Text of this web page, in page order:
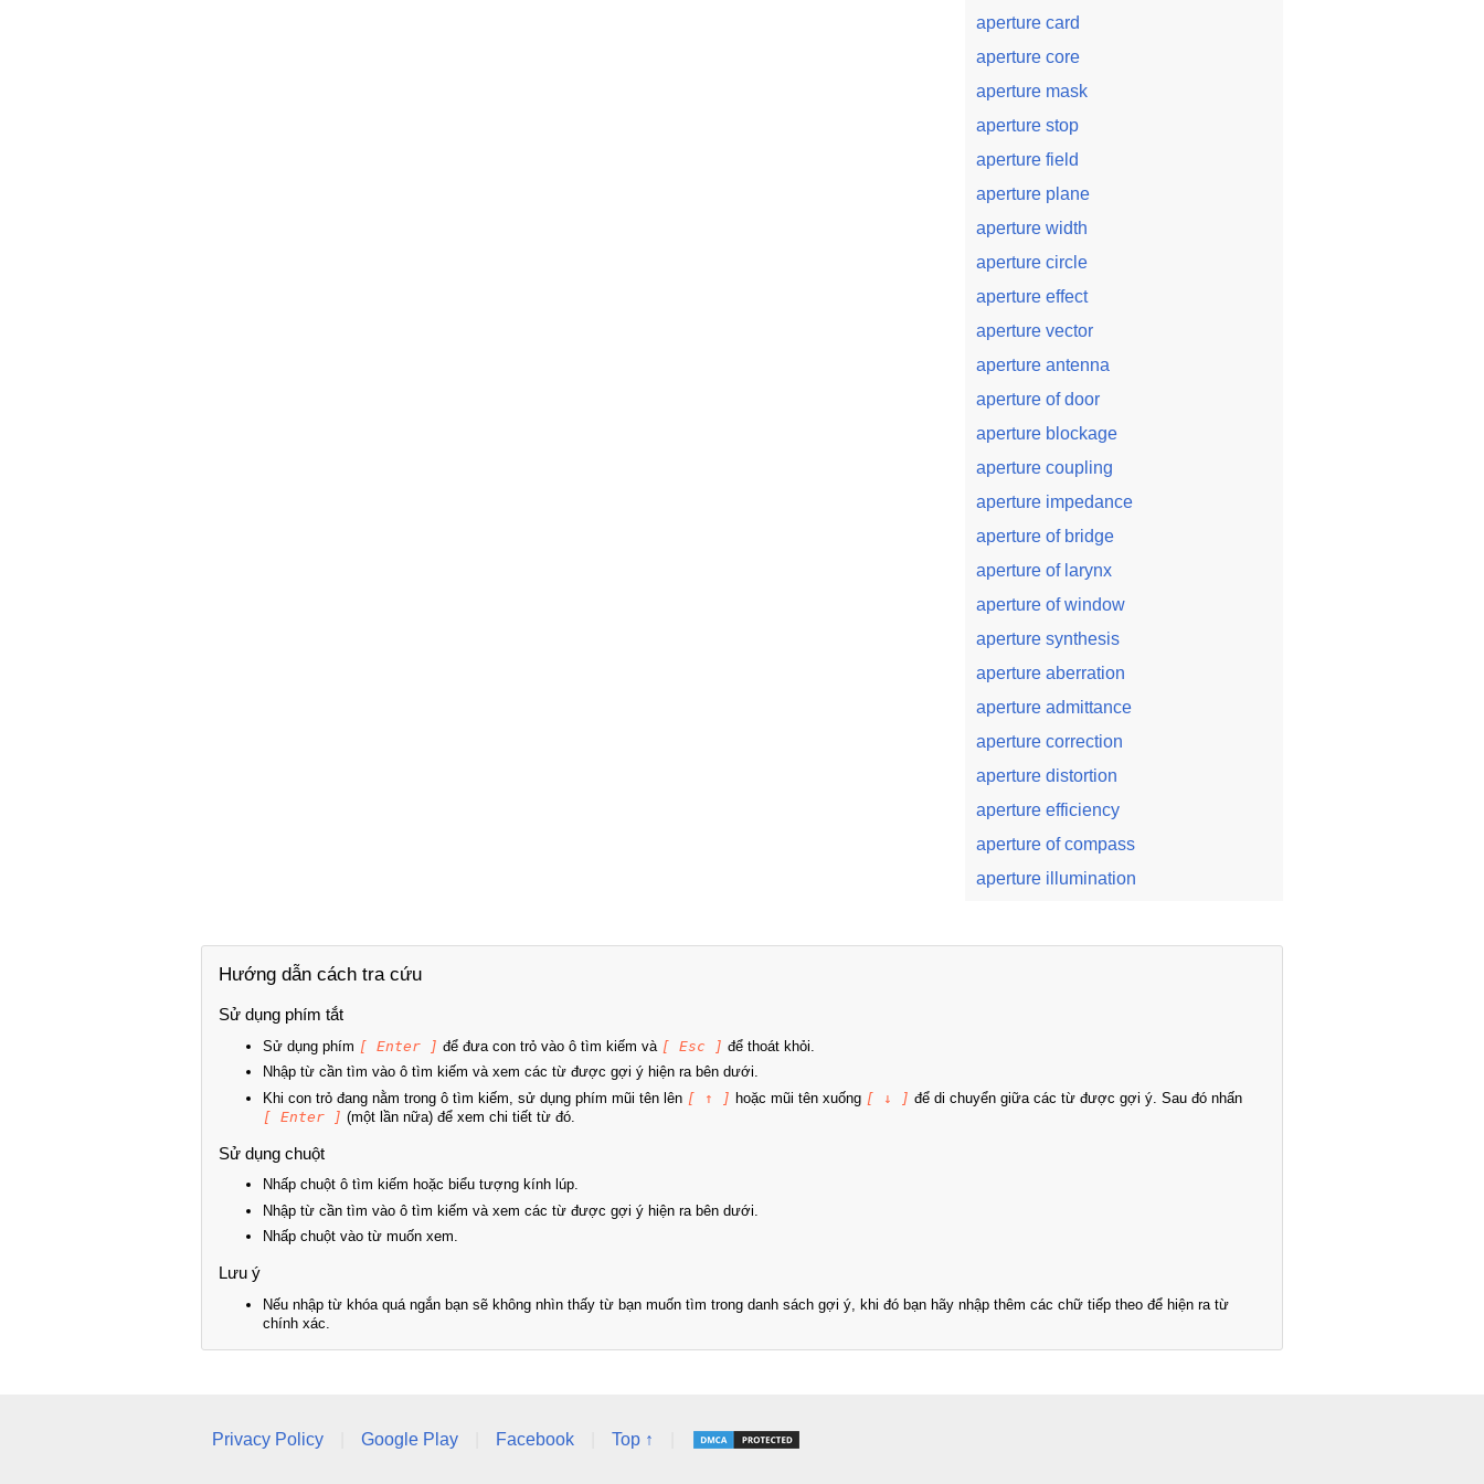
aperture card
aperture core
aperture mask
aperture stop
aperture field
aperture plane
aperture width
aperture circle
aperture effect
aperture vector
aperture antenna
aperture of door
aperture blockage
aperture coupling
aperture impedance
aperture of bridge
aperture of larynx
aperture of window
aperture synthesis
aperture aberration
aperture admittance
aperture correction
aperture distortion
aperture efficiency
aperture of compass
aperture illumination
Hướng dẫn cách tra cứu
Sử dụng phím tắt
Sử dụng phím [ Enter ] để đưa con trỏ vào ô tìm kiếm và [ Esc ] để thoát khỏi.
Nhập từ cần tìm vào ô tìm kiếm và xem các từ được gợi ý hiện ra bên dưới.
Khi con trỏ đang nằm trong ô tìm kiếm, sử dụng phím mũi tên lên [ ↑ ] hoặc mũi tên xuống [ ↓ ] để di chuyển giữa các từ được gợi ý. Sau đó nhấn
[ Enter ] (một lần nữa) để xem chi tiết từ đó.
Sử dụng chuột
Nhấp chuột ô tìm kiếm hoặc biểu tượng kính lúp.
Nhập từ cần tìm vào ô tìm kiếm và xem các từ được gợi ý hiện ra bên dưới.
Nhấp chuột vào từ muốn xem.
Lưu ý
Nếu nhập từ khóa quá ngắn bạn sẽ không nhìn thấy từ bạn muốn tìm trong danh sách gợi ý, khi đó bạn hãy nhập thêm các chữ tiếp theo để hiện ra từ
chính xác.
Privacy Policy Google Play Facebook Top ↑